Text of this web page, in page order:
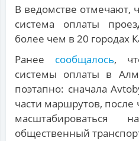
В ведомстве отмечают,
система оплаты
более чем в 20 городах
Ранее сообщалось,
системы оплаты в
поэтапно: сначала
части маршрутов, после
масштабироваться
общественный